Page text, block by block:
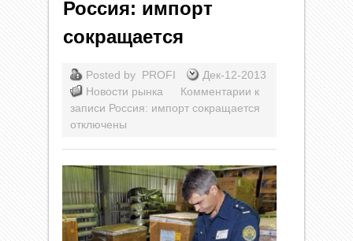
Россия: импорт
сокращается
Posted by PROFI
Дек-12-2013
Новости рынка
Комментарии к
записи Россия: импорт сокращается
отключены